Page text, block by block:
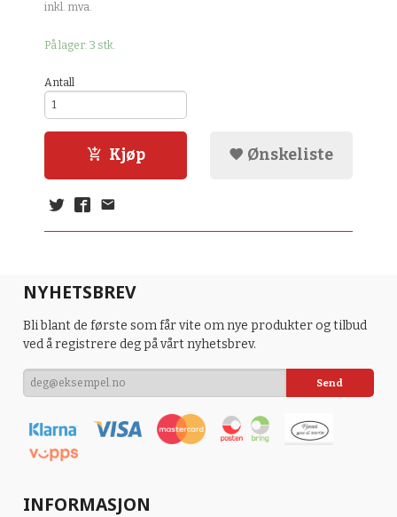
inkl. mva.
På lager: 3 stk.
Antall
Kjøp Ønskeliste
NYHETSBREV
Bli blant de første som får vite om nye produkter og tilbud
ved å registrere deg på vårt nyhetsbrev.
INFORMASJON